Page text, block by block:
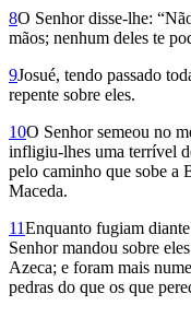
8O Senhor disse-lhe:
mãos; nenhum deles te
9Josué, tendo passado
repente sobre eles.
10O Senhor semeou no
infligiu-lhes uma terrível
pelo caminho que sobe a
Maceda.
11Enquanto fugiam
Senhor mandou sobre
Azeca; e foram mais
pedras do que os que